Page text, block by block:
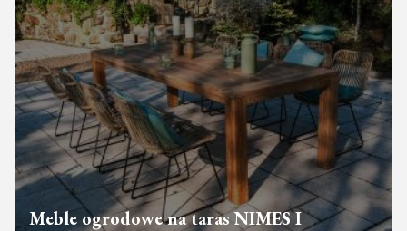
Meble ogrodowe na taras NIMES I